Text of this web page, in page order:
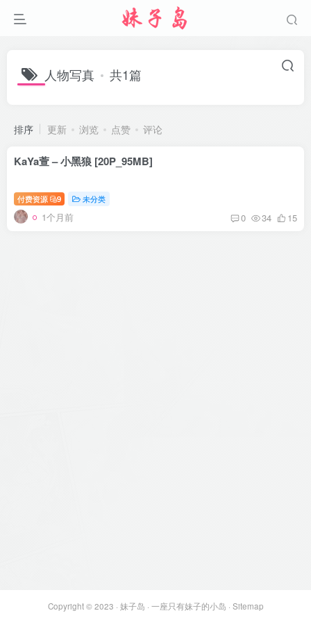
人物写真 共1篇
排序 更新 浏览 点赞 评论
KaYa萱 – 小黑狼 [20P_95MB]
付费资源 9 未分类
1个月前 0 34 15
Copyright © 2023 · 妹子岛 · 一座只有妹子的小岛 · Sitemap